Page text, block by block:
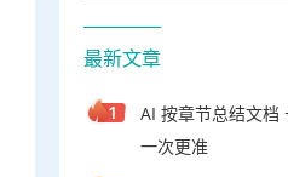
最新文章
AI 按章节总结文档
一次更准